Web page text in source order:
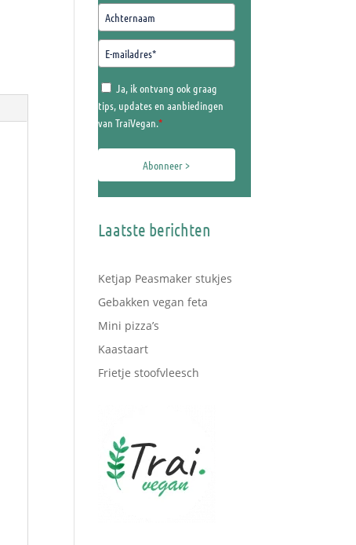
Ja, ik ontvang ook graag
tips, updates en aanbiedingen
van TraiVegan.*
Abonneer >
Laatste berichten
Ketjap Peasmaker stukjes
Gebakken vegan feta
Mini pizza’s
Kaastaart
Frietje stoofvleesch